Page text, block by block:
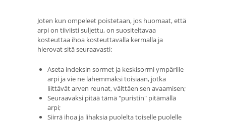
Joten kun ompeleet poistetaan, jos huomaat, että
arpi on tiiviisti suljettu, on suositeltavaa
kosteuttaa ihoa kosteuttavalla kermalla ja
hierovat sitä seuraavasti:
Aseta indeksin sormet ja keskisormi ympärille
arpi ja vie ne lähemmäksi toisiaan, jotka
liittävät arven reunat, välttäen sen avaamisen;
Seuraavaksi pitää tämä "puristin" pitämällä
arpi;
Siirrä ihoa ja lihaksia puolelta toiselle puolelle